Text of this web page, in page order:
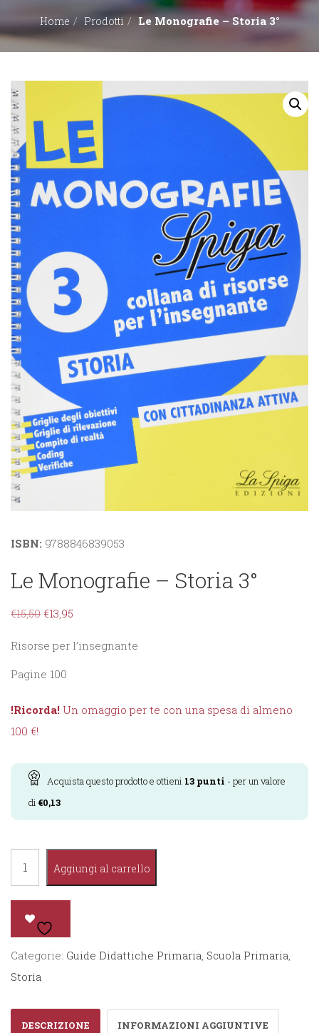
EDITORI
LIBRERIE
Home Prodotti Le Monografie – Storia 3°
ISBN: 9788846839053
Le Monografie – Storia 3°
€15,50 €13,95
Risorse per l’insegnante
Pagine 100
!Ricorda! Un omaggio per te con una spesa di almeno
100 €!
Acquista questo prodotto e ottieni 13 punti - per un valore
di €0,13
-
Storia
quantità
Aggiungi al carrello
Categorie: Guide Didattiche Primaria Scuola Primaria
Storia
DESCRIZIONE INFORMAZIONI AGGIUNTIVE